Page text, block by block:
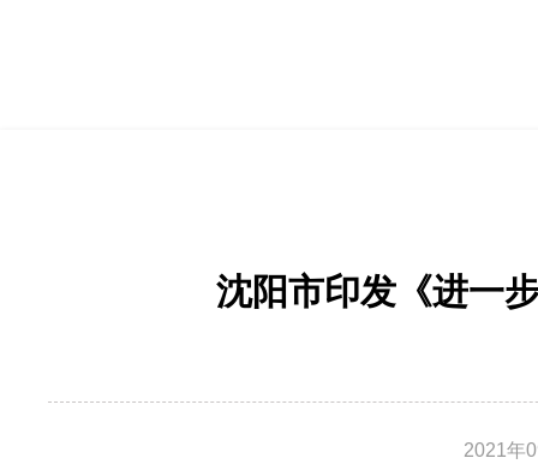
沈阳市印发《进一
2021年